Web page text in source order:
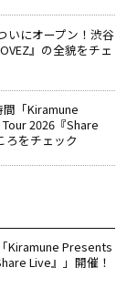
いにオープン！渋谷
』の全貌をチェ
――「Kiramune
2026『Share
ろをチェック
Kiramune Presents
Live』」開催！